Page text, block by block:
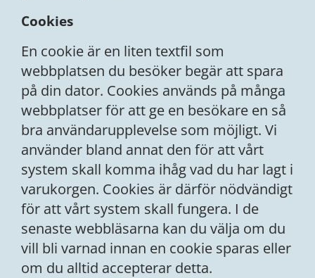
Cookies
En cookie är en liten textfil som
webbplatsen du besöker begär att spara
på din dator. Cookies används på många
webbplatser för att ge en besökare en så
bra användarupplevelse som möjligt. Vi
använder bland annat den för att vårt
system skall komma ihåg vad du har lagt i
varukorgen. Cookies är därför nödvändigt
för att vårt system skall fungera. I de
senaste webbläsarna kan du välja om du
vill bli varnad innan en cookie sparas eller
om du alltid accepterar detta.